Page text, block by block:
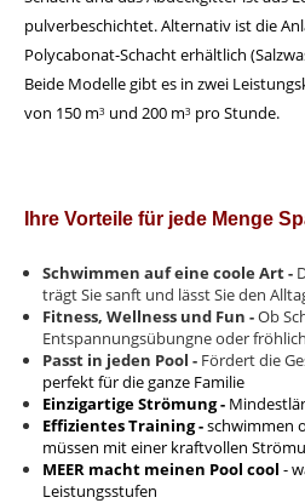
pulverbeschichtet. Alternativ ist die
Polycabonat-Schacht erhältlich
Beide Modelle gibt es in zwei
von 150 m³ und 200 m³ pro Stunde.
Ihre Vorteile für jede Menge
Schwimmen auf eine coole Art -
trägt Sie sanft und lässt Sie den
Fitness, Wellness und Fun -Ob
Entspannungsübungne oder
Passt in jeden Pool - Fördert die
perfekt für die ganze Familie
Einzigartige Strömung -
Effizientes Training -schwimmen
müssen mit einer kraftvollen
MEER macht meinen Pool cool -
Leistungsstufen